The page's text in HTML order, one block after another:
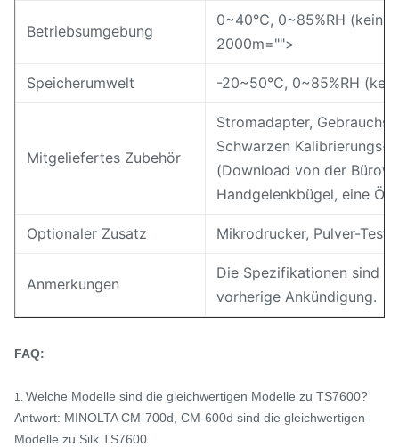
Betriebsumgebung
0~40℃, 0~85%RH (kein
2000m="">
Speicherumwelt -20~50℃, 0~85%RH (kein
Mitgeliefertes Zubehör
Stromadapter,
Schwarzen Kalibrierungs-
(Download von der
Handgelenkbügel, eine
Optionaler Zusatz Mikrodrucker, Pulver-Test-
Anmerkungen
Die Spezifikationen sind
vorherige Ankündigung.
FAQ:
1. Welche Modelle sind die gleichwertigen Modelle zu TS7600?
Antwort: MINOLTA CM-700d, CM-600d sind die gleichwertigen
Modelle zu Silk TS7600.